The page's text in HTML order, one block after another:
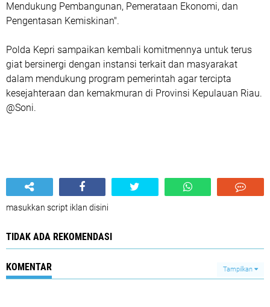
Mendukung Pembangunan, Pemerataan Ekonomi, dan
Pengentasan Kemiskinan".
Polda Kepri sampaikan kembali komitmennya untuk terus
giat bersinergi dengan instansi terkait dan masyarakat
dalam mendukung program pemerintah agar tercipta
kesejahteraan dan kemakmuran di Provinsi Kepulauan Riau.
@Soni.
masukkan script iklan disini
TIDAK ADA REKOMENDASI
KOMENTAR Tampilkan